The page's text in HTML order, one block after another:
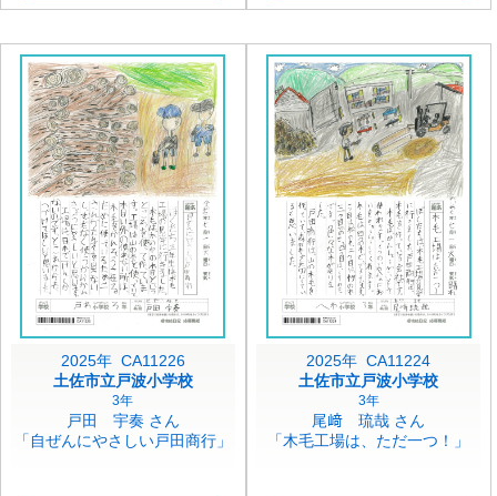
2025年 CA11226
土佐市立戸波小学校
3年
戸田 宇奏 さん
「自ぜんにやさしい戸田商行」
2025年 CA11224
土佐市立戸波小学校
3年
尾﨑 琉哉 さん
「木毛工場は、ただ一つ！」